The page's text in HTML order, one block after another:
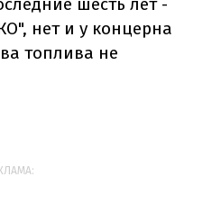
нет и у концерна
топлива не